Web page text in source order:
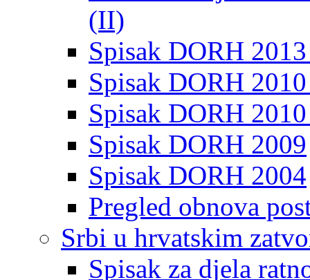
(II)
Spisak DORH
Spisak DORH
Spisak DORH
Spisak DORH 2009
Spisak DORH 2004
Pregled obnova
Srbi u hrvatskim
Spisak za djela